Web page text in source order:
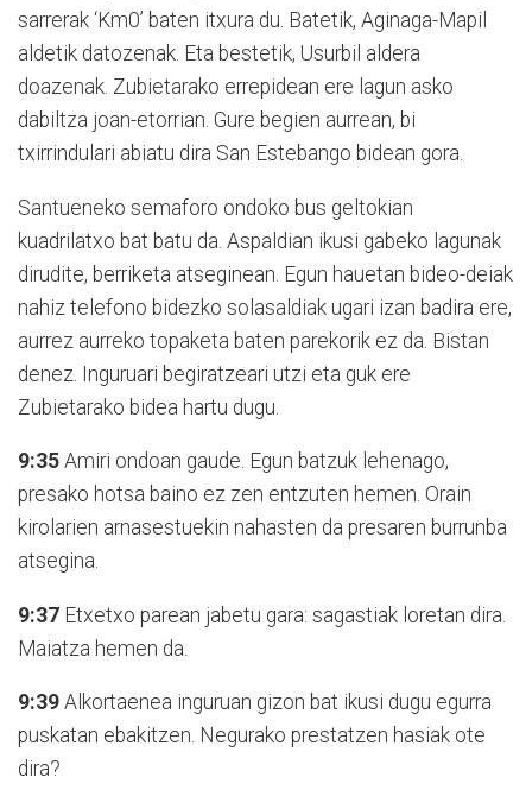
sarrerak ‘Km0’ baten itxura du. Batetik, Aginaga-Mapil
aldetik datozenak. Eta bestetik, Usurbil aldera
doazenak. Zubietarako errepidean ere lagun asko
dabiltza joan-etorrian. Gure begien aurrean, bi
txirrindulari abiatu dira San Estebango bidean gora.
Santueneko semaforo ondoko bus geltokian
kuadrilatxo bat batu da. Aspaldian ikusi gabeko lagunak
dirudite, berriketa atseginean. Egun hauetan bideo-deiak
nahiz telefono bidezko solasaldiak ugari izan badira ere,
aurrez aurreko topaketa baten parekorik ez da. Bistan
denez. Inguruari begiratzeari utzi eta guk ere
Zubietarako bidea hartu dugu.
9:35 Amiri ondoan gaude. Egun batzuk lehenago,
presako hotsa baino ez zen entzuten hemen. Orain
kirolarien arnasestuekin nahasten da presaren burrunba
atsegina.
9:37 Etxetxo parean jabetu gara: sagastiak loretan dira.
Maiatza hemen da.
9:39 Alkortaenea inguruan gizon bat ikusi dugu egurra
puskatan ebakitzen. Negurako prestatzen hasiak ote
dira?